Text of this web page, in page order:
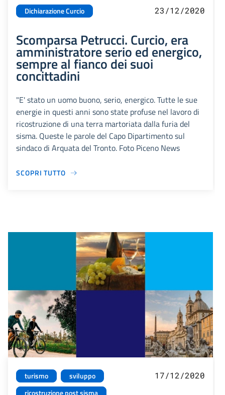
Dichiarazione Curcio 23/12/2020
Scomparsa Petrucci. Curcio, era
amministratore serio ed energico,
sempre al fianco dei suoi
concittadini
"E' stato un uomo buono, serio, energico. Tutte le sue
energie in questi anni sono state profuse nel lavoro di
ricostruzione di una terra martoriata dalla furia del
sisma. Queste le parole del Capo Dipartimento sul
sindaco di Arquata del Tronto. Foto Piceno News
SCOPRI TUTTO
turismo
sviluppo
17/12/2020